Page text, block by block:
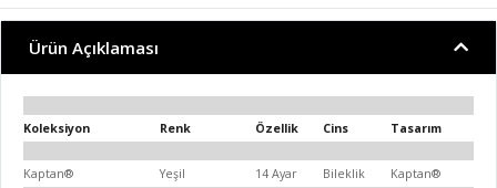
Ürün Açıklaması
Koleksiyon Renk Özellik Cins Tasarım
Kaptan® Yeşil 14 Ayar Bileklik Kaptan®